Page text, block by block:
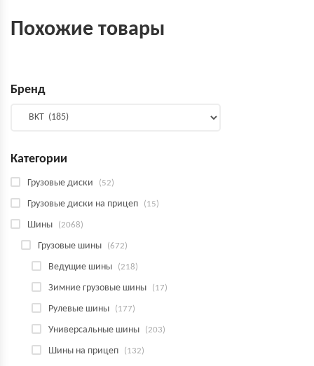
Похожие товары
Бренд
Категории
Грузовые диски (52)
Грузовые диски на прицеп (15)
Шины (2068)
Грузовые шины (672)
Ведущие шины (218)
Зимние грузовые шины (17)
Рулевые шины (177)
Универсальные шины (203)
Шины на прицеп (132)